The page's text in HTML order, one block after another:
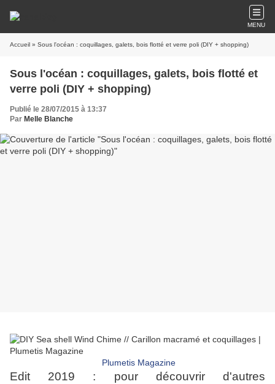
MENU
Accueil » Sous l'océan : coquillages, galets, bois flotté et verre poli (DIY + shopping)
Sous l'océan : coquillages, galets, bois flotté et
verre poli (DIY + shopping)
Publié le 28/07/2015 à 13:37
Par Melle Blanche
Plumetis Magazine
Edit 2019 : pour découvrir d'autres